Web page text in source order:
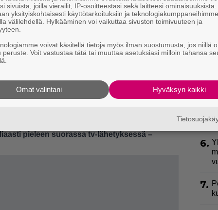
pieleen suorassa tv-lähetyksessä –
5.
6.
7.
sivuista, joilla vierailit, IP-osoitteestasi sekä laitteesi
yksityiskohtaisesti käyttötarkoituksiin ja teknologiakumppaneihimme
välilehdellä. Hylkääminen voi vaikuttaa sivuston toimivuuteen ja
voivat käsitellä tietoja myös ilman suostumusta, jos niillä
peruste. Voit vastustaa tätä tai muuttaa asetuksiasi milloin tahansa
Hyväksyn kaikki
Omat valintani